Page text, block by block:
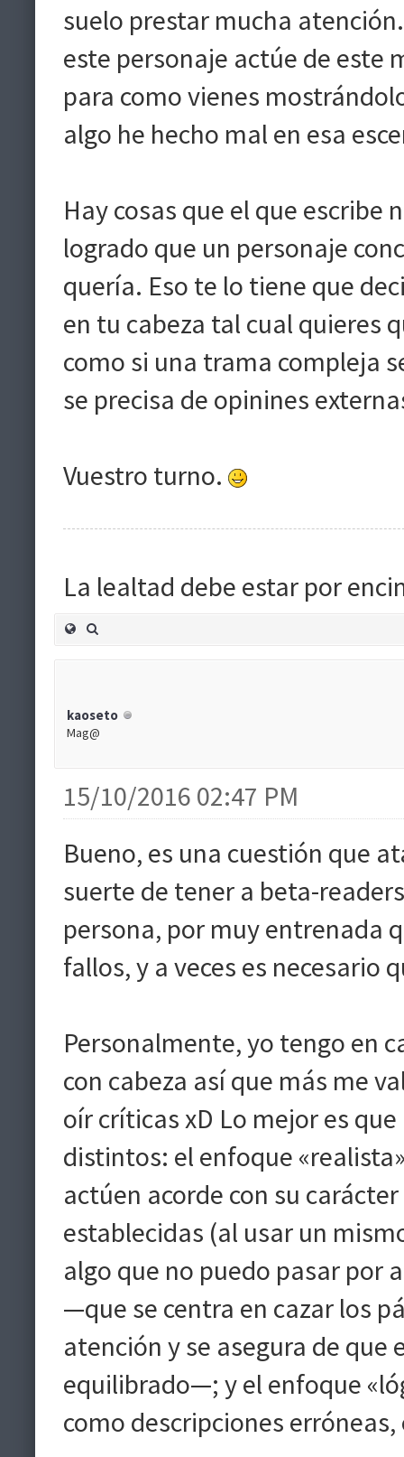
suelo prestar mucha
este personaje actúe de este
para como vienes
algo he hecho mal en esa
Hay cosas que el que escribe
logrado que un personaje
quería. Eso te lo tiene que
en tu cabeza tal cual quieres
como si una trama compleja
se precisa de opinines
Vuestro turno.
La lealtad debe estar por
kaoseto
Mag@
15/10/2016 02:47 PM
Bueno, es una cuestión que
suerte de tener a beta-
persona, por muy entrenada
fallos, y a veces es necesario
Personalmente, yo tengo en
con cabeza así que más me
oír críticas xD Lo mejor es
distintos: el enfoque
actúen acorde con su
establecidas (al usar un
algo que no puedo pasar
—que se centra en cazar los
atención y se asegura de
equilibrado—; y el enfoque
como descripciones